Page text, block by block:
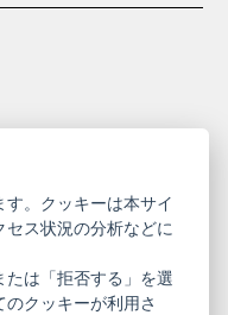
きものやまと振
袖
。クッキーは本サイ
セス状況の分析などに
は「拒否する」を選
クッキーが利用さ